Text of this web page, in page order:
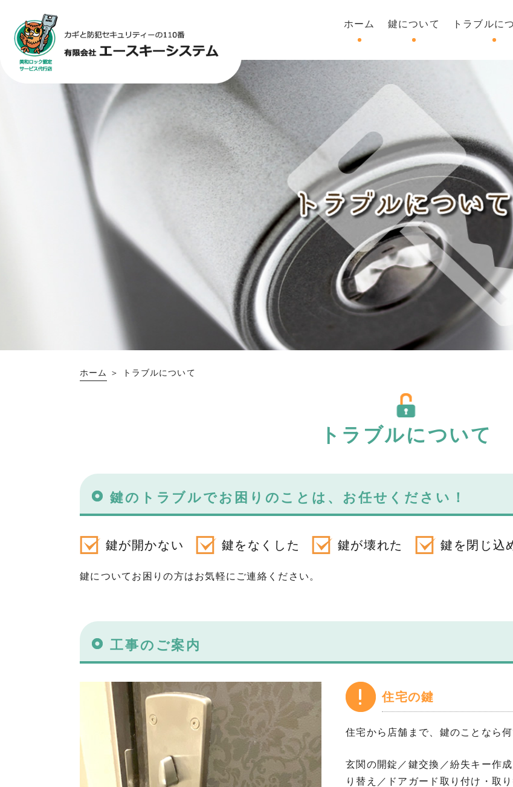
ホーム 鍵について トラブルに
ホーム ＞ トラブルについて
トラブルについて
鍵のトラブルでお困りのことは、お任せください！
鍵が開かない 鍵をなくした 鍵が壊れた 鍵を閉じ込
鍵についてお困りの方はお気軽にご連絡ください。
工事のご案内
住宅の鍵
住宅から店舗まで、鍵のことなら何
玄関の開錠／鍵交換／紛失キー作
り替え／ドアガード取り付け・取